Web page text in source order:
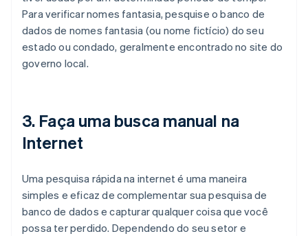
Para verificar nomes fantasia, pesquise o banco de
dados de nomes fantasia (ou nome fictício) do seu
estado ou condado, geralmente encontrado no site do
governo local.
3. Faça uma busca manual na
Internet
Uma pesquisa rápida na internet é uma maneira
simples e eficaz de complementar sua pesquisa de
banco de dados e capturar qualquer coisa que você
possa ter perdido. Dependendo do seu setor e